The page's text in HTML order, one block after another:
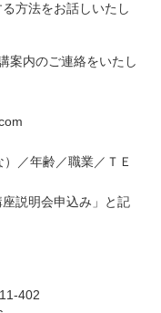
方法をお話しいたし
案内のご連絡をいたし
年齢／職業／ＴＥ
説明会申込み」と記
402